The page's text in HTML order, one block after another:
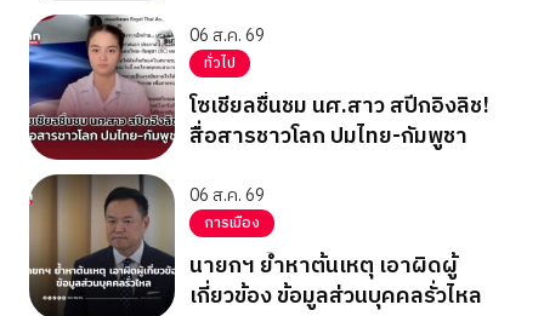
06 ส.ค. 69
ทั่วไป
โซเชียลชื่นชม นศ.สาว สปีกอิงลิช!
สื่อสารชาวโลก ปมไทย-กัมพูชา
06 ส.ค. 69
การเมือง
นายกฯ ย้ำหาต้นเหตุ เอาผิดผู้
เกี่ยวข้อง ข้อมูลส่วนบุคคลรั่วไหล